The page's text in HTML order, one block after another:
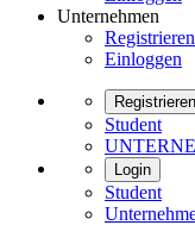
Unternehmen
Registrieren
Einloggen
Registrieren
Student
Login
Student